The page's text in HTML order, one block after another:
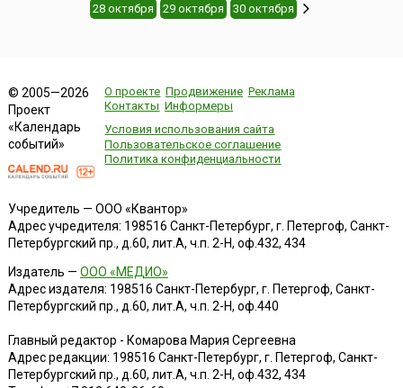
28 октября 29 октября 30 октября
© 2005—2026
Проект
«Календарь
событий»
О проекте Продвижение Реклама
Контакты Информеры
Условия использования сайта
Пользовательское соглашение
Политика конфиденциальности
Учредитель — ООО «Квантор»
Адрес учредителя: 198516 Санкт-Петербург, г. Петергоф, Санкт-
Петербургский пр., д.60, лит.А, ч.п. 2-Н, оф.432, 434
Издатель — ООО «МЕДИО»
Адрес издателя: 198516 Санкт-Петербург, г. Петергоф, Санкт-
Петербургский пр., д.60, лит.А, ч.п. 2-Н, оф.440
Главный редактор - Комарова Мария Сергеевна
Адрес редакции: 198516 Санкт-Петербург, г. Петергоф, Санкт-
Петербургский пр., д.60, лит.А, ч.п. 2-Н, оф.432, 434